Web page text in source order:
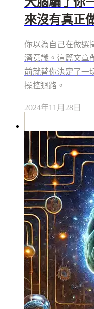
來沒有真正
你以為自己在做選
潛意識。這篇文章
前就替你決定了一
操控迴路。
2024年11月28日